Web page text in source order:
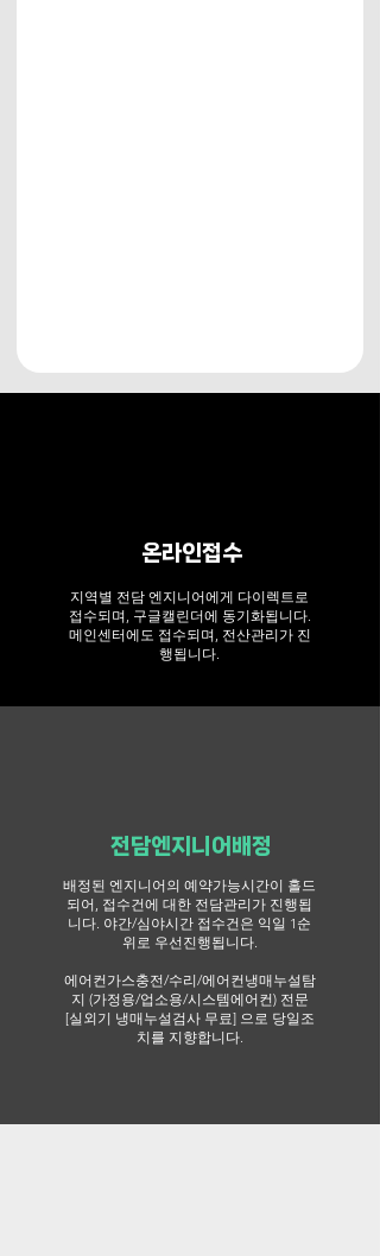
온라인접수
지역별 전담 엔지니어에게 다이렉트로
접수되며, 구글캘린더에 동기화됩니다.
​메인센터에도 접수되며, 전산관리가 진
행됩니다.
전담엔지니어배정
배정된 엔지니어의 예약가능시간이 홀드
되어, 접수건에 대한 전담관리가 진행됩
니다. ​야간/심야시간 접수건은 익일 1순
위로 우선진행됩니다.
에어컨가스충전/수리/에어컨냉매누설탐
지 (가정용/업소용/시스템에어컨) 전문
[실외기 냉매누설검사 무료] 으로 당일조
치를 지향합니다.